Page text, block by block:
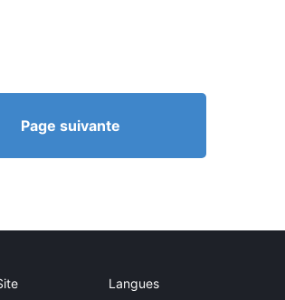
Page suivante
Langues